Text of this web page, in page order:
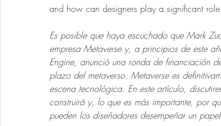
and how can designers play a significant
Es posible que haya escuchado que Mark
empresa Metaverse y, a principios de este
Engine, anunció una ronda de financiación
plazo del metaverso. Metaverse es
escena tecnológica. En este artículo,
construirá y, lo que es más importante, por
pueden los diseñadores desempeñar un